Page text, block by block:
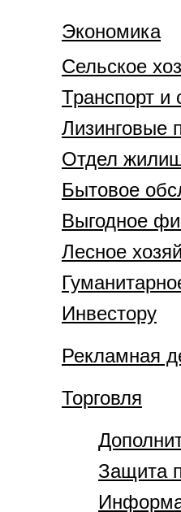
Экономика
Сельское
Транспорт и
Лизинговые
Отдел
Бытовое
Выгодное
Лесное
Инвестору
Рекламная
Торговля
Защита